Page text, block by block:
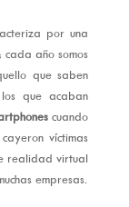
por una
año somos
que saben
que acaban
cuando
víctimas
realidad virtual
empresas.